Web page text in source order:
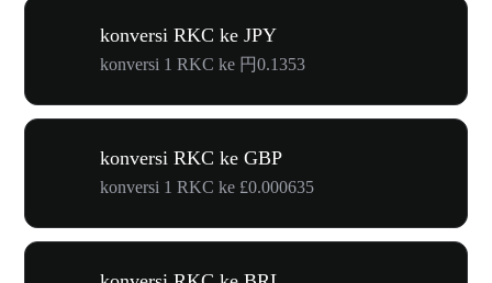
konversi RKC ke JPY
konversi 1 RKC ke 円0.1353
konversi RKC ke GBP
konversi 1 RKC ke £0.000635